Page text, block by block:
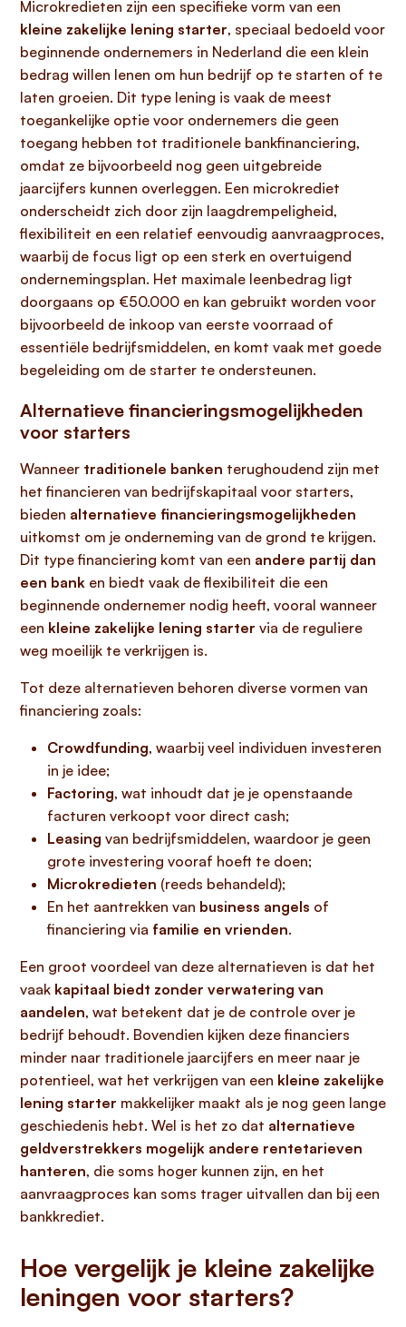
Microkredieten zijn een specifieke vorm van een
kleine zakelijke lening starter, speciaal bedoeld voor
beginnende ondernemers in Nederland die een klein
bedrag willen lenen om hun bedrijf op te starten of te
laten groeien. Dit type lening is vaak de meest
toegankelijke optie voor ondernemers die geen
toegang hebben tot traditionele bankfinanciering,
omdat ze bijvoorbeeld nog geen uitgebreide
jaarcijfers kunnen overleggen. Een microkrediet
onderscheidt zich door zijn laagdrempeligheid,
flexibiliteit en een relatief eenvoudig aanvraagproces,
waarbij de focus ligt op een sterk en overtuigend
ondernemingsplan. Het maximale leenbedrag ligt
doorgaans op €50.000 en kan gebruikt worden voor
bijvoorbeeld de inkoop van eerste voorraad of
essentiële bedrijfsmiddelen, en komt vaak met goede
begeleiding om de starter te ondersteunen.
Alternatieve financieringsmogelijkheden
voor starters
Wanneer traditionele banken terughoudend zijn met
het financieren van bedrijfskapitaal voor starters,
bieden alternatieve financieringsmogelijkheden
uitkomst om je onderneming van de grond te krijgen.
Dit type financiering komt van een andere partij dan
een bank en biedt vaak de flexibiliteit die een
beginnende ondernemer nodig heeft, vooral wanneer
een kleine zakelijke lening starter via de reguliere
weg moeilijk te verkrijgen is.
Tot deze alternatieven behoren diverse vormen van
financiering zoals:
Crowdfunding, waarbij veel individuen investeren
in je idee;
Factoring, wat inhoudt dat je je openstaande
facturen verkoopt voor direct cash;
Leasing van bedrijfsmiddelen, waardoor je geen
grote investering vooraf hoeft te doen;
Microkredieten (reeds behandeld);
En het aantrekken van business angels of
financiering via familie en vrienden.
Een groot voordeel van deze alternatieven is dat het
vaak kapitaal biedt zonder verwatering van
aandelen, wat betekent dat je de controle over je
bedrijf behoudt. Bovendien kijken deze financiers
minder naar traditionele jaarcijfers en meer naar je
potentieel, wat het verkrijgen van een kleine zakelijke
lening starter makkelijker maakt als je nog geen lange
geschiedenis hebt. Wel is het zo dat alternatieve
geldverstrekkers mogelijk andere rentetarieven
hanteren, die soms hoger kunnen zijn, en het
aanvraagproces kan soms trager uitvallen dan bij een
bankkrediet.
Hoe vergelijk je kleine zakelijke
leningen voor starters?